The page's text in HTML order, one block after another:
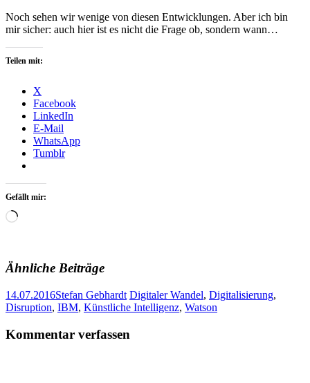
Noch sehen wir wenige von diesen Entwicklungen. Aber ich bin
mir sicher: auch hier ist es nicht die Frage ob, sondern wann…
Teilen mit:
X
Facebook
LinkedIn
E-Mail
WhatsApp
Tumblr
Gefällt mir:
Wird
Ähnliche Beiträge
14.07.2016Stefan Gebhardt Digitaler Wandel, Digitalisierung,
Disruption, IBM, Künstliche Intelligenz, Watson
Navigation
Kommentar verfassen